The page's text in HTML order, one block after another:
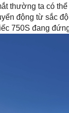
thường ta có
động từ sắc
750S đang